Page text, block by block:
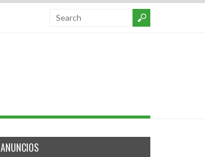
ANUNCIOS